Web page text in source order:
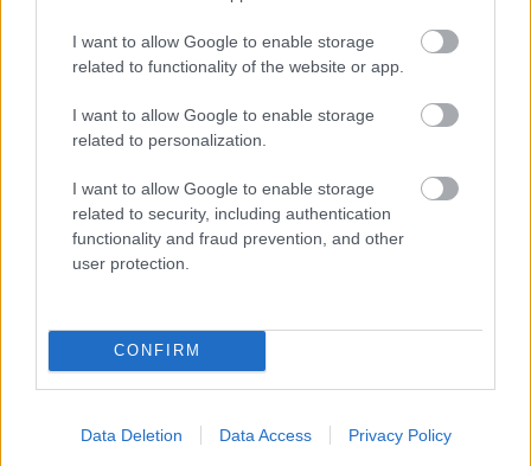
I want to allow Google to enable storage
related to functionality of the website or app.
I want to allow Google to enable storage
related to personalization.
I want to allow Google to enable storage
related to security, including authentication
functionality and fraud prevention, and other
user protection.
CONFIRM
Data Deletion Data Access Privacy Policy
22 éves lett a Géniusz ...
Indítsd kedvezménnyel a karácsonyi